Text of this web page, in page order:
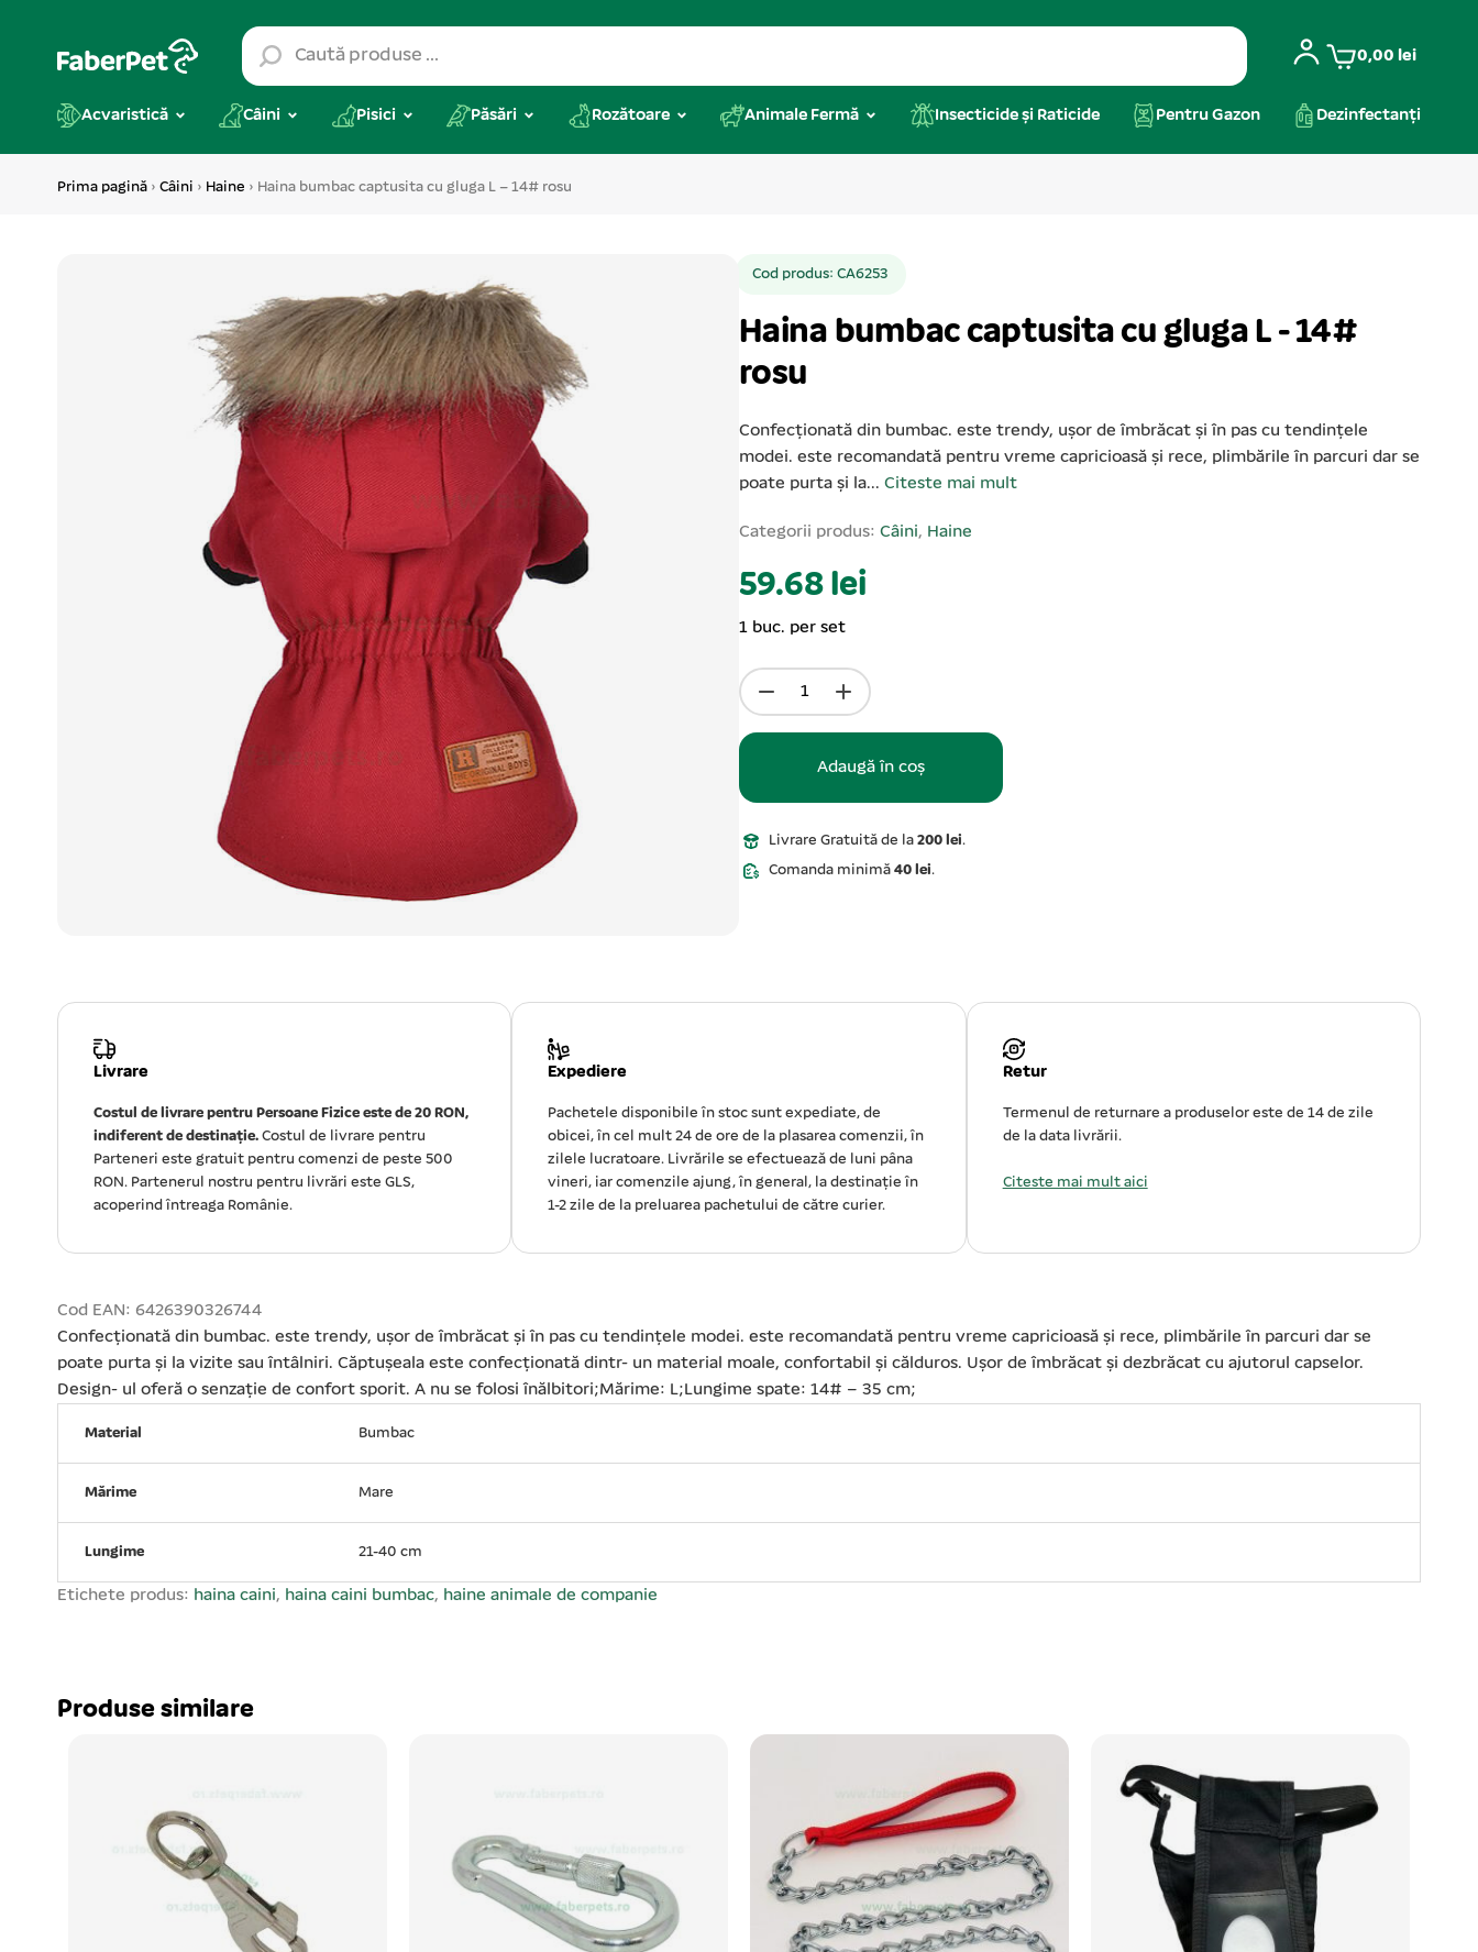
0,00 lei
Acvaristică Câini Pisici Păsări Rozătoare Animale Fermă Insecticide și Raticide Pentru Gazon Dezinfectanți
Prima pagină › Câini › Haine › Haina bumbac captusita cu gluga L – 14# rosu
Cod produs: CA6253
Haina bumbac captusita cu gluga L - 14#
rosu
Confecționată din bumbac. este trendy, ușor de îmbrăcat și în pas cu tendințele
modei. este recomandată pentru vreme capricioasă și rece, plimbările în parcuri dar se
poate purta și la... Citeste mai mult
Categorii produs: Câini, Haine
59.68 lei
1 buc. per set
Adaugă în coș
Livrare Gratuită de la 200 lei.
Comanda minimă 40 lei.
Livrare
Costul de livrare pentru Persoane Fizice este de 20 RON,
indiferent de destinație. Costul de livrare pentru
Parteneri este gratuit pentru comenzi de peste 500
RON. Partenerul nostru pentru livrări este GLS,
acoperind întreaga Românie.
Expediere
Pachetele disponibile în stoc sunt expediate, de
obicei, în cel mult 24 de ore de la plasarea comenzii, în
zilele lucratoare. Livrările se efectuează de luni pâna
vineri, iar comenzile ajung, în general, la destinație în
1-2 zile de la preluarea pachetului de către curier.
Retur
Termenul de returnare a produselor este de 14 de zile
de la data livrării.
Citeste mai mult aici
Cod EAN: 6426390326744
Confecționată din bumbac. este trendy, ușor de îmbrăcat și în pas cu tendințele modei. este recomandată pentru vreme capricioasă și rece, plimbările în parcuri dar se
poate purta și la vizite sau întâlniri. Căptușeala este confecționată dintr- un material moale, confortabil și călduros. Ușor de îmbrăcat și dezbrăcat cu ajutorul capselor.
Design- ul oferă o senzație de confort sporit. A nu se folosi înălbitori;Mărime: L;Lungime spate: 14# – 35 cm;
Material Bumbac
Mărime Mare
Lungime 21-40 cm
Etichete produs: haina caini, haina caini bumbac, haine animale de companie
Produse similare